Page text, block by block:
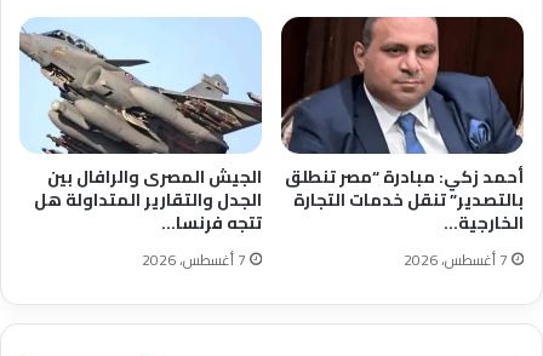
أحمد زكي: مبادرة “مصر تنطلق
بالتصدير” تنقل خدمات التجارة
الخارجية…
7 أغسطس، 2026
الجيش المصرى والرافال بين
الجدل والتقارير المتداولة هل
تتجه فرنسا…
7 أغسطس، 2026